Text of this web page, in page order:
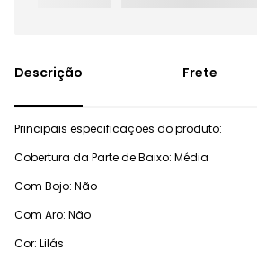
Frete
Principais especificações do produto:
Cobertura da Parte de Baixo: Média
Com Bojo: Não
Com Aro: Não
Cor: Lilás